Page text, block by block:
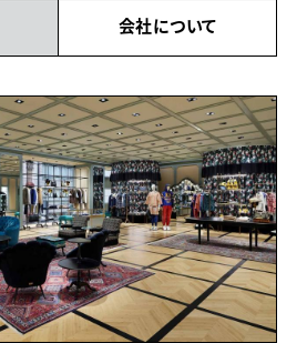
会社について